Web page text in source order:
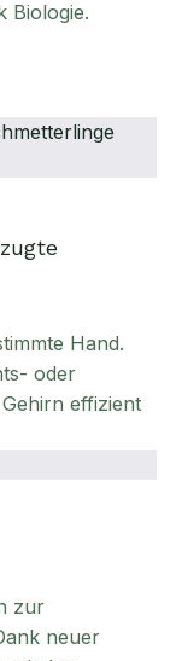
Biologie.
Hand.
oder
effizient
zur
neuer